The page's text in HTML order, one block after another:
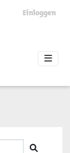
Einloggen